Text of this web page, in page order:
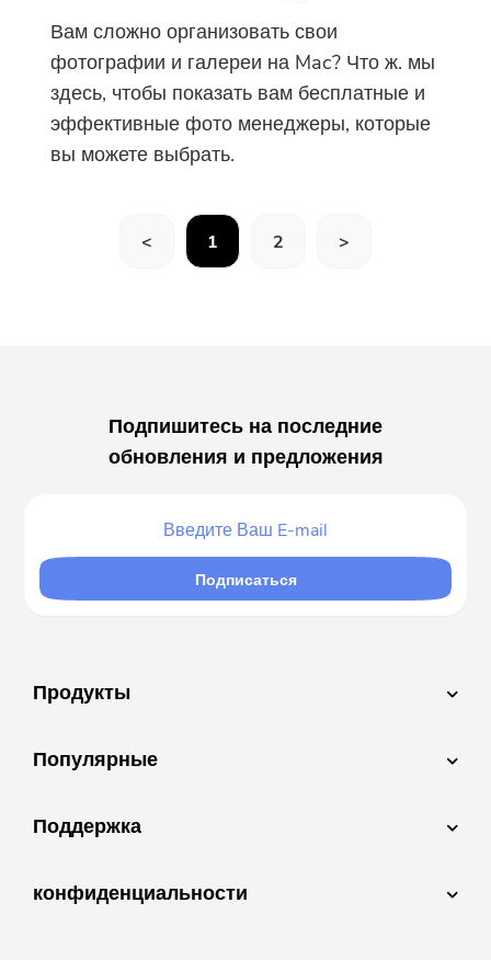
Вам сложно организовать свои
фотографии и галереи на Mac? Что ж. мы
здесь, чтобы показать вам бесплатные и
эффективные фото менеджеры, которые
вы можете выбрать.
< 1 2 >
Подпишитесь на последние
обновления и предложения
Подписаться
Продукты
Популярные
Поддержка
конфиденциальности